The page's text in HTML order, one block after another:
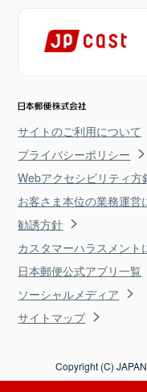
サイトのご利用について
プライバシーポリシー
Webアクセシビリティ方
お客さま本位の業務運営
勧誘方針
カスタマーハラスメント
日本郵便公式アプリ一覧
ソーシャルメディア
サイトマップ
Copyright (C)